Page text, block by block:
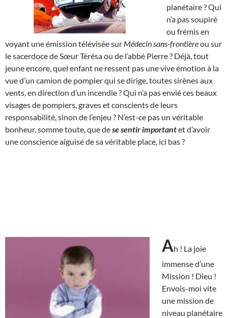
planétaire ? Qui
n’a pas soupiré
ou frémis en
voyant une émission télévisée sur Médecin sans-frontièreou sur
le sacerdoce de Sœur Térésa ou de l’abbé Pierre ? Déjà, tout
jeune encore, quel enfant ne ressent pas une vive émotion à la
vue d’un camion de pompier qui se dirige, toutes sirènes aux
vents, en direction d’un incendie ? Qui n’a pas envié ces beaux
visages de pompiers, graves et conscients de leurs
responsabilité, sinon de l’enjeu ? N’est-ce pas un véritable
bonheur, somme toute, que dese sentir importantet d’avoir
une conscience aiguisé de sa véritable place, ici bas ?
Ah ! La joie
immense d’une
Mission ! Dieu !
Envois-moi vite
une mission de
niveau planétaire